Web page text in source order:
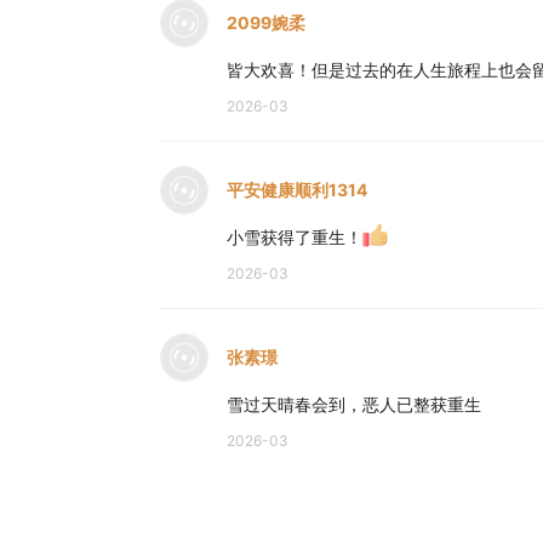
2099婉柔
皆大欢喜！但是过去的在人生旅程上也会
2026-03
平安健康顺利1314
小雪获得了重生！
2026-03
张素璟
雪过天晴春会到，恶人已整获重生
2026-03